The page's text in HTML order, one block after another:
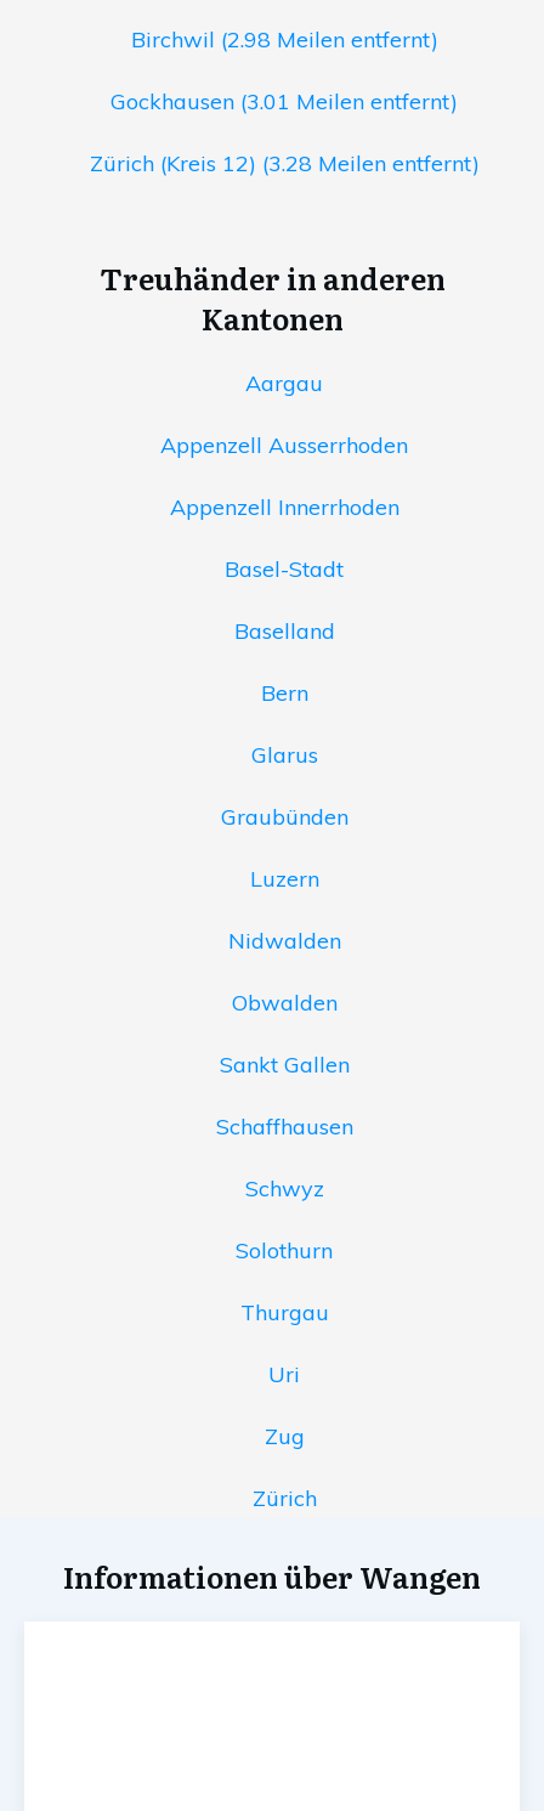
Birchwil (2.98 Meilen entfernt)
Gockhausen (3.01 Meilen entfernt)
Zürich (Kreis 12) (3.28 Meilen entfernt)
Treuhänder in anderen
Kantonen
Aargau
Appenzell Ausserrhoden
Appenzell Innerrhoden
Basel-Stadt
Baselland
Bern
Glarus
Graubünden
Luzern
Nidwalden
Obwalden
Sankt Gallen
Schaffhausen
Schwyz
Solothurn
Thurgau
Uri
Zug
Zürich
Informationen über Wangen